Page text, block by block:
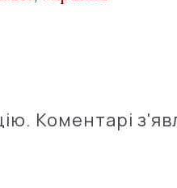
Коментарі